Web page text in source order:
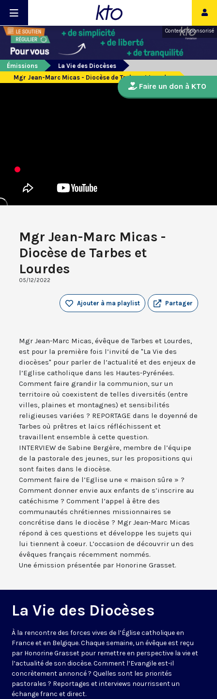
Contenu sponsorisé
Émissions
La Vie des Diocèses
Mgr Jean-Marc Micas - Diocèse de Tarbes et Lourdes
Mgr Jean-Marc Micas -
Diocèse de Tarbes et
Lourdes
05/12/2022
Partager
Ajouter à ma playlist
Mgr Jean-Marc Micas, évêque de Tarbes et Lourdes,
est pour la première fois l’invité de "La Vie des
diocèses" pour parler de l’actualité et des enjeux de
l’Eglise catholique dans les Hautes-Pyrénées.
Comment faire grandir la communion, sur un
territoire où coexistent de telles diversités (entre
villes, plaines et montagnes) et sensibilités
religieuses variées ? REPORTAGE dans le doyenné de
Tarbes où prêtres et laïcs réfléchissent et
travaillent ensemble à cette question.
INTERVIEW de Sabine Bergère, membre de l’équipe
de la pastorale des jeunes, sur les propositions qui
sont faites dans le diocèse.
Comment faire de l’Eglise une « maison sûre » ?
Comment donner envie aux enfants de s’inscrire au
catéchisme ? Comment l’appel à être des
communautés chrétiennes missionnaires se
concrétise dans le diocèse ? Mgr Jean-Marc Micas
répond à ces questions et développe les sujets qui
lui tiennent à coeur. L’occasion de découvrir un des
évêques français récemment nommés.
Une émission présentée par Honorine Grasset.
La Vie des Diocèses
À la rencontre des forces vives de l’Église catholique en
France et en Belgique. Chaque semaine, un évêque est reçu
par Honorine Grasset pour remettre en perspective la vie et
l’actualité de son diocèse. Comment l’Evangile est-il
concrètement annoncé ? Quelles sont les priorités
pastorales ? Reportages et interviews nourrissent un
échange franc et direct.
Faire un don à KTO